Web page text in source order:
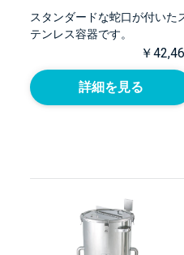
スタンダードな蛇口が付いた
テンレス容器です。
￥
詳細を見る